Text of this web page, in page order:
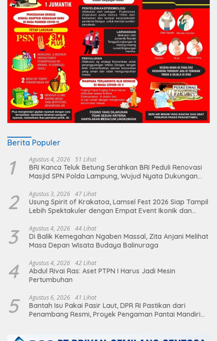
Berita Populer
1 Agustus 4, 2026 51 Lihat
BRI Kanca Teluk Betung Serahkan BRI Peduli Renovasi
Masjid SPN Polda Lampung, Wujud Nyata Dukungan
2 Agustus 3, 2026 47 Lihat
Usung Spirit of Krakatoa, Lamsel Fest 2026 Siap Tampil
Lebih Spektakuler dengan Empat Event Ikonik dan
3 Agustus 4, 2026 44 Lihat
Di Balik Kemegahan Ngaben Massal, Zita Anjani Melihat
Masa Depan Wisata Budaya Balinuraga
4 Agustus 4, 2026 42 Lihat
Abdul Rivai Ras: Aset PTPN I Harus Jadi Mesin
Pertumbuhan
5 Agustus 6, 2026 41 Lihat
Bantah Isu Pakai Pasir Laut, DPR RI Pastikan dari
Penambang Resmi, Proyek Pengaman Pantai Mandiri